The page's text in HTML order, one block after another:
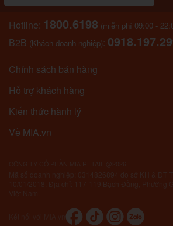
Hotline: 1800.6198 (miễn phí 09:00 -
B2B (Khách doanh nghiệp):
Chính sách bán hàng
Hỗ trợ khách hàng
Kiến thức hành lý
Về MIA.vn
10/01/2018. Địa chỉ: 117-119 Bạch Đằng, Phường